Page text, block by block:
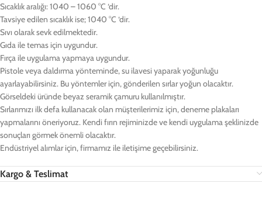
Sıcaklık aralığı: 1040 – 1060 °C ‘dir.
Tavsiye edilen sıcaklık ise; 1040 °C ‘dir.
Sıvı olarak sevk edilmektedir.
Gıda ile temas için uygundur.
Fırça ile uygulama yapmaya uygundur.
Pistole veya daldırma yönteminde, su ilavesi yaparak yoğunluğu
ayarlayabilirsiniz. Bu yöntemler için, gönderilen sırlar yoğun olacaktır.
Görseldeki üründe beyaz seramik çamuru kullanılmıştır.
Sırlarımızı ilk defa kullanacak olan müşterilerimiz için, deneme plakaları
yapmalarını öneriyoruz. Kendi fırın rejiminizde ve kendi uygulama şeklinizde
sonuçları görmek önemli olacaktır.
Endüstriyel alımlar için, firmamız ile iletişime geçebilirsiniz.
Kargo & Teslimat